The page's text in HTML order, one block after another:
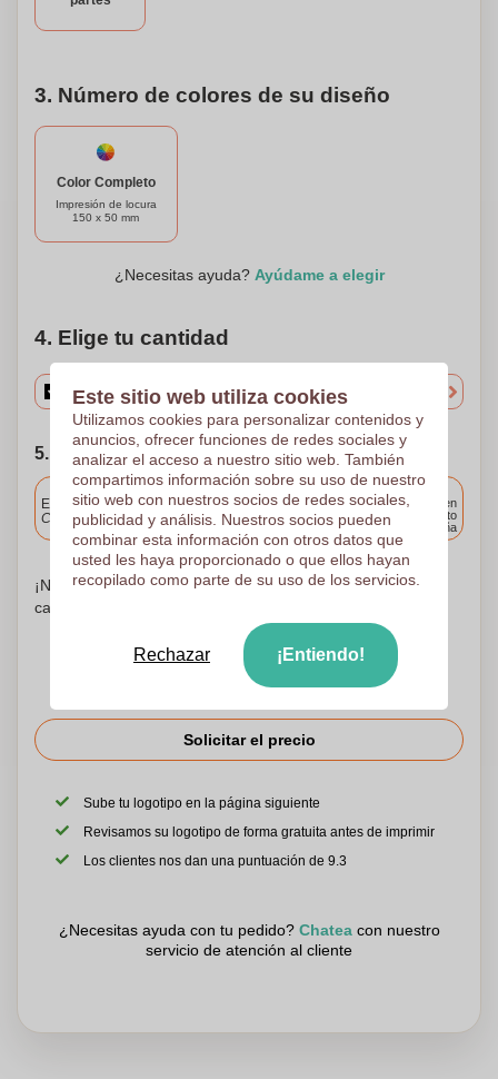
3. Número de colores de su diseño
Color Completo
Impresión de locura
150 x 50 mm
¿Necesitas ayuda? Ayúdame a elegir
4. Elige tu cantidad
5. Elija su fecha de envío
Incluido
Entrega estándar
Cargue y apruebe sus archivos antes de las 9.30 a.m.
Entrega en
cualquier punto
de España
¡No te preocupes! Simplemente suba sus archivos a la
canasta de compras
Solicitar el precio
Sube tu logotipo en la página siguiente
Revisamos su logotipo de forma gratuita antes de imprimir
Los clientes nos dan una puntuación de 9.3
¿Necesitas ayuda con tu pedido? Chateacon nuestro
servicio de atención al cliente
Este sitio web utiliza cookies
Utilizamos cookies para personalizar contenidos y
anuncios, ofrecer funciones de redes sociales y
analizar el acceso a nuestro sitio web. También
compartimos información sobre su uso de nuestro
sitio web con nuestros socios de redes sociales,
publicidad y análisis. Nuestros socios pueden
combinar esta información con otros datos que
usted les haya proporcionado o que ellos hayan
recopilado como parte de su uso de los servicios.
Rechazar ¡Entiendo!